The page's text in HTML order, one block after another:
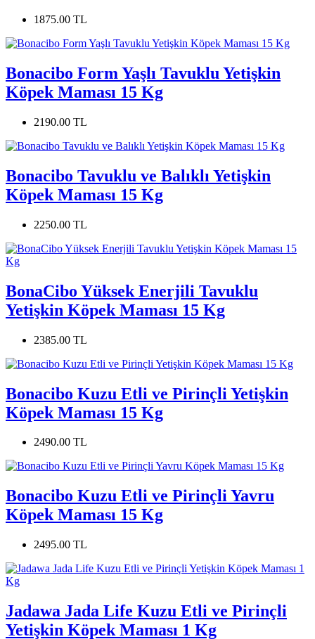
1875.00 TL
Bonacibo Form Yaşlı Tavuklu Yetişkin
Köpek Maması 15 Kg
2190.00 TL
Bonacibo Tavuklu ve Balıklı Yetişkin
Köpek Maması 15 Kg
2250.00 TL
BonaCibo Yüksek Enerjili Tavuklu
Yetişkin Köpek Maması 15 Kg
2385.00 TL
Bonacibo Kuzu Etli ve Pirinçli Yetişkin
Köpek Maması 15 Kg
2490.00 TL
Bonacibo Kuzu Etli ve Pirinçli Yavru
Köpek Maması 15 Kg
2495.00 TL
Jadawa Jada Life Kuzu Etli ve Pirinçli
Yetişkin Köpek Maması 1 Kg